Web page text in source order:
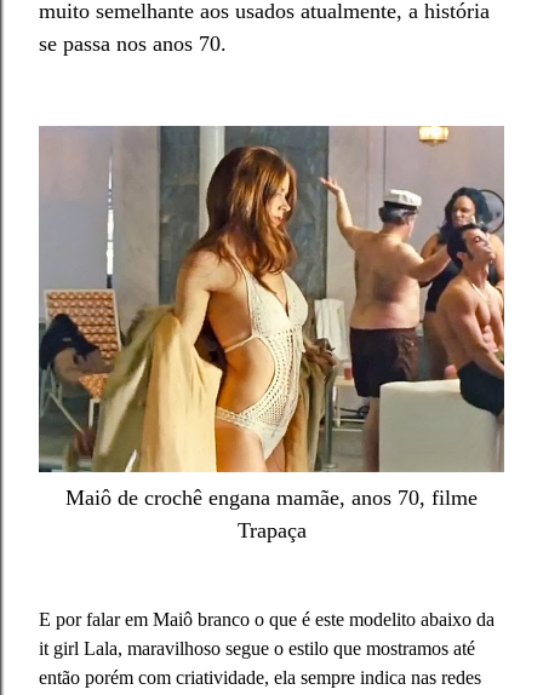
muito semelhante aos usados atualmente, a história
se passa nos anos 70.
Maiô de crochê engana mamãe, anos 70, filme
Trapaça
E por falar em Maiô branco o que é este modelito abaixo da
it girl Lala, maravilhoso segue o estilo que mostramos até
então porém com criatividade, ela sempre indica nas redes